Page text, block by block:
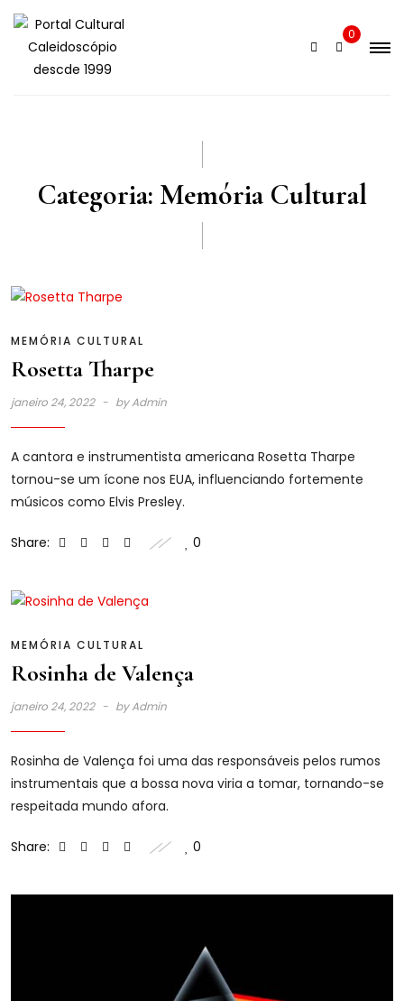
Skip
content
0
Categoria: Memória Cultural
MEMÓRIA CULTURAL
Rosetta Tharpe
janeiro 24, 2022 byAdmin
A cantora e instrumentista americana Rosetta Tharpe
tornou-se um ícone nos EUA, influenciando fortemente
músicos como Elvis Presley.
Share: 0
MEMÓRIA CULTURAL
Rosinha de Valença
janeiro 24, 2022 byAdmin
Rosinha de Valença foi uma das responsáveis pelos rumos
instrumentais que a bossa nova viria a tomar, tornando-se
respeitada mundo afora.
Share: 0